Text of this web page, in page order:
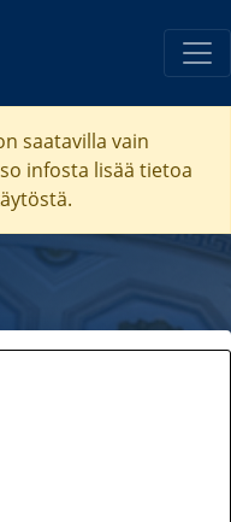
saatavilla vain
infosta lisää tietoa